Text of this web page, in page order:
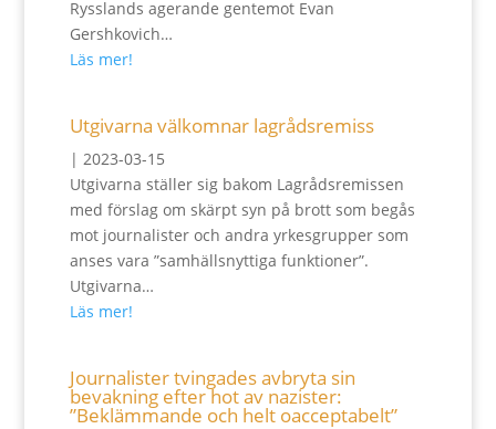
Rysslands agerande gentemot Evan
Gershkovich…
Läs mer!
Utgivarna välkomnar lagrådsremiss
| 2023-03-15
Utgivarna ställer sig bakom Lagrådsremissen
med förslag om skärpt syn på brott som begås
mot journalister och andra yrkesgrupper som
anses vara ”samhällsnyttiga funktioner”.
Utgivarna…
Läs mer!
Journalister tvingades avbryta sin
bevakning efter hot av nazister:
”Beklämmande och helt oacceptabelt”